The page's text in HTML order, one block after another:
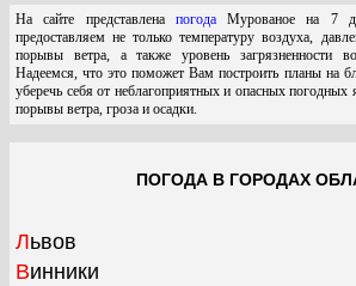
На сайте представлена погодаМурованое на 7
предоставляем не только температуру воздуха,
порывы ветра, а также уровень загрязненности
Надеемся, что это поможет Вам построить планы на
уберечь себя от неблагоприятных и опасных погодных
порывы ветра, гроза и осадки.
ПОГОДА В ГОРОДАХ
Львов
Винники